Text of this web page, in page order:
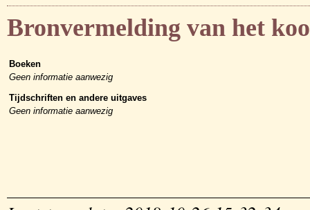
Bronvermelding van het
Boeken
Geen informatie aanwezig
Tijdschriften en andere uitgaves
Geen informatie aanwezig